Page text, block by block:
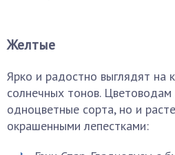
Желтые
Ярко и радостно выглядят на
солнечных тонов.
одноцветные сорта, но и
окрашенными лепестками: